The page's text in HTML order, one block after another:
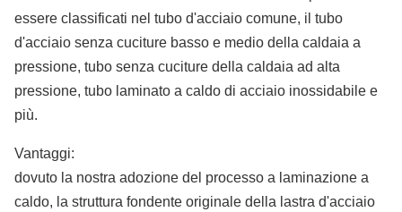
essere classificati nel tubo d'acciaio comune, il tubo
d'acciaio senza cuciture basso e medio della caldaia a
pressione, tubo senza cuciture della caldaia ad alta
pressione, tubo laminato a caldo di acciaio inossidabile e
più.
Vantaggi:
dovuto la nostra adozione del processo a laminazione a
caldo, la struttura fondente originale della lastra d'acciaio